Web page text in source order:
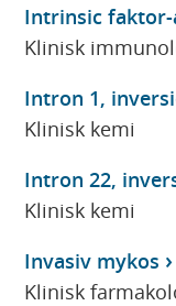
Intrinsic faktor-
Klinisk
Intron 1,
Klinisk kemi
Intron 22,
Klinisk kemi
Invasiv mykos
Klinisk